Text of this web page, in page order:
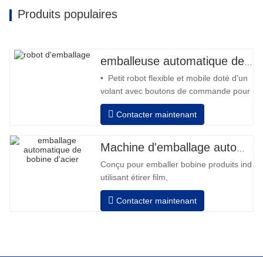
Produits populaires
• Petit robot flexible et mobile doté d'un
volant avec boutons de commande pour
l'avant et l'arrière • Fonctionnement
hors colonne • 2 batteries 12V / 110 Ah
batterie pleine 120-130 palettes •
Chargeur de batterie, haute fréquence
automatique, temps de
Contacter maintenant
Conçu pour emballer bobine produits
utilisant étirer film,
Auto positionnement après fini emballage
Les tours révolutions, vitesse, étirement
Contacter maintenant